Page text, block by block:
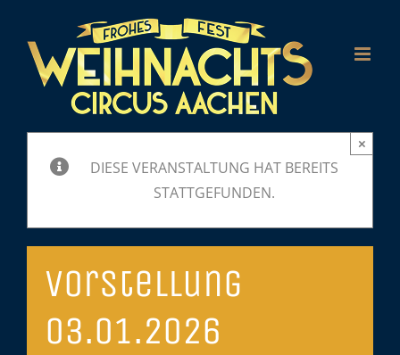
Inhalt
springen
DIESE VERANSTALTUNG HAT BEREITS
STATTGEFUNDEN.
×
Vorstellung
03.01.2026